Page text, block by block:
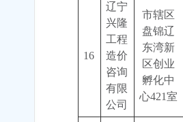
16
辽宁
兴隆
工程
造价
咨询
有限
公司
市辖区
盘锦辽
东湾新
区创业
孵化中
心421室